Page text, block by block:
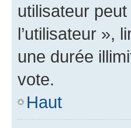
utilisateur
l’utilisateur »,
une durée
vote.
Haut